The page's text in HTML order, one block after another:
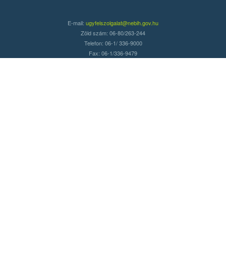
E-mail: ugyfelszolgalat@nebih.gov.hu
Zöld szám: 06-80/263-244
Telefon: 06-1/ 336-9000
Fax: 06-1/336-9479